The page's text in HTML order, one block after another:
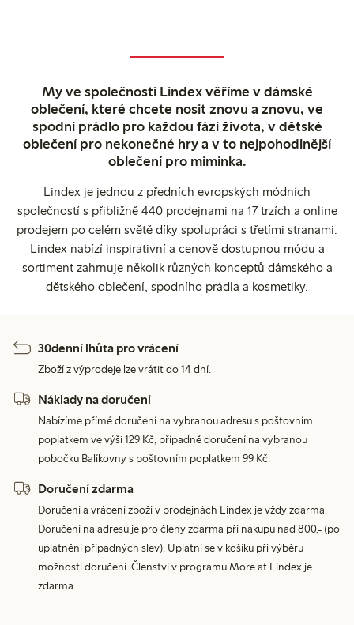
My ve společnosti Lindex věříme v dámské
oblečení, které chcete nosit znovu a znovu, ve
spodní prádlo pro každou fázi života, v dětské
oblečení pro nekonečné hry a v to nejpohodlnější
oblečení pro miminka.
Lindex je jednou z předních evropských módních
společností s přibližně 440 prodejnami na 17 trzích a online
prodejem po celém světě díky spolupráci s třetími stranami.
Lindex nabízí inspirativní a cenově dostupnou módu a
sortiment zahrnuje několik různých konceptů dámského a
dětského oblečení, spodního prádla a kosmetiky.
30denní lhůta pro vrácení
Zboží z výprodeje lze vrátit do 14 dní.
Náklady na doručení
Nabízíme přímé doručení na vybranou adresu s poštovním
poplatkem ve výši 129 Kč, případně doručení na vybranou
pobočku Balíkovny s poštovním poplatkem 99 Kč.
Doručení zdarma
Doručení a vrácení zboží v prodejnách Lindex je vždy zdarma.
Doručení na adresu je pro členy zdarma při nákupu nad 800,- (po
uplatnění případných slev). Uplatní se v košíku při výběru
možnosti doručení. Členství v programu More at Lindex je
zdarma.